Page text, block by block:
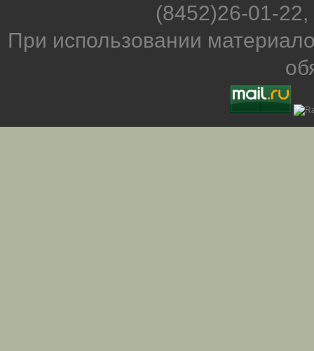
(8452)26-01-
При использовании